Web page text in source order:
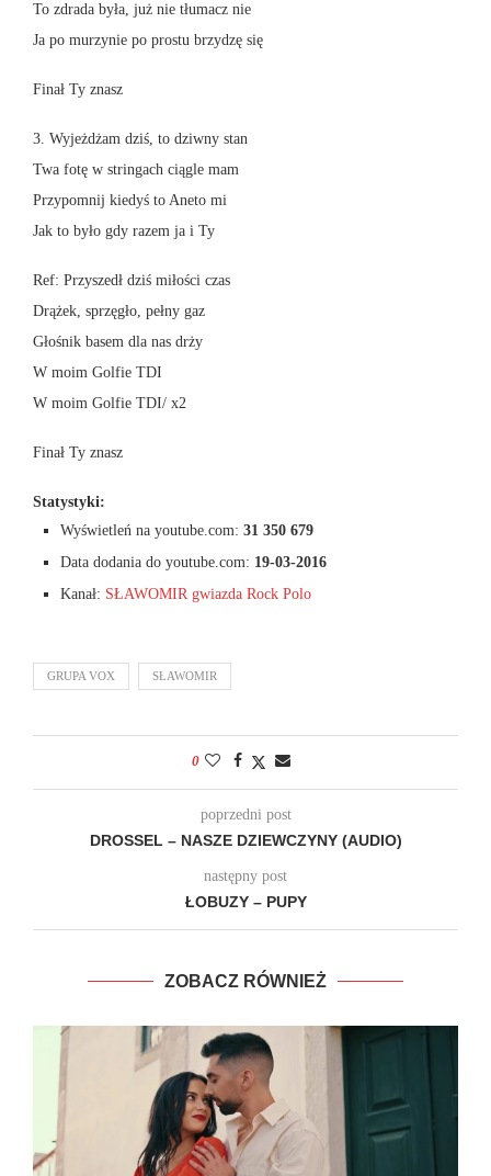
To zdrada była, już nie tłumacz nie
Ja po murzynie po prostu brzydzę się
Finał Ty znasz
3. Wyjeżdżam dziś, to dziwny stan
Twa fotę w stringach ciągle mam
Przypomnij kiedyś to Aneto mi
Jak to było gdy razem ja i Ty
Ref: Przyszedł dziś miłości czas
Drążek, sprzęgło, pełny gaz
Głośnik basem dla nas drży
W moim Golfie TDI
W moim Golfie TDI/ x2
Finał Ty znasz
Statystyki:
Wyświetleń na youtube.com: 31 350 679
Data dodania do youtube.com: 19-03-2016
Kanał: SŁAWOMIR gwiazda Rock Polo
GRUPA VOX SŁAWOMIR
0
poprzedni post
DROSSEL – NASZE DZIEWCZYNY (AUDIO)
następny post
ŁOBUZY – PUPY
ZOBACZ RÓWNIEŻ